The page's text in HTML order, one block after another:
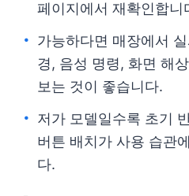
페이지에서 재확인합니
가능하다면 매장에서
경, 음성 명령, 화면 해
보는 것이 좋습니다.
저가 모델일수록 초기
버튼 배치가 사용 습관
다.